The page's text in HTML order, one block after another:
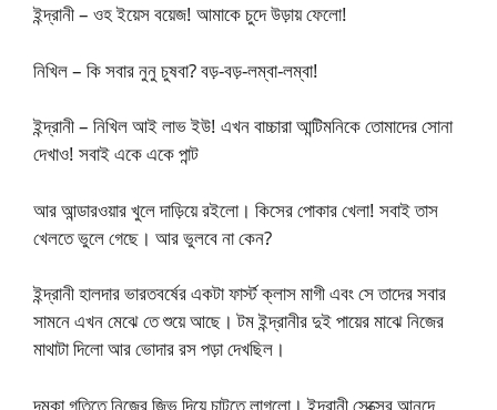
ইন্দ্রানী – ওহ ইয়েস বয়েজ! আমাকে চুদে উড়ায় ফেলো!
নিখিল – কি সবার নুনু চুষবা? বড়-বড়-লম্বা-লম্বা!
ইন্দ্রানী – নিখিল আই লাভ ইউ! এখন বাচ্চারা আন্টিমনিকে তোমাদের সোনা
দেখাও! সবাই একে একে পান্ট
আর আন্ডারওয়ার খুলে দাড়িয়ে রইলো। কিসের পোকার খেলা! সবাই তাস
খেলতে ভুলে গেছে। আর ভুলবে না কেন?
ইন্দ্রানী হালদার ভারতবর্ষের একটা ফার্স্ট ক্লাস মাগী এবং সে তাদের সবার
সামনে এখন মেঝে তে শুয়ে আছে। টম ইন্দ্রানীর দুই পায়ের মাঝে নিজের
মাথাটা দিলো আর ভোদার রস পড়া দেখছিল।
দমকা গতিতে নিজের জিভ দিয়ে চাটতে লাগলো। ইন্দ্রানী সেক্সের আনন্দে